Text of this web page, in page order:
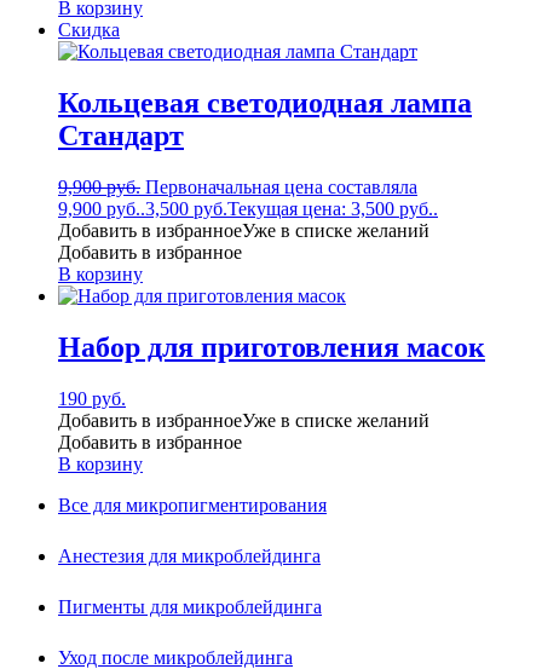
В корзину
Скидка
Кольцевая светодиодная лампа
Стандарт
9,900руб. Первоначальная цена составляла
9,900 руб..3,500 руб.Текущая цена: 3,500 руб..
Добавить в избранноеУже в списке желаний
Добавить в избранное
В корзину
Набор для приготовления масок
190 руб.
Добавить в избранноеУже в списке желаний
Добавить в избранное
В корзину
Все для микропигментирования
Анестезия для микроблейдинга
Пигменты для микроблейдинга
Уход после микроблейдинга